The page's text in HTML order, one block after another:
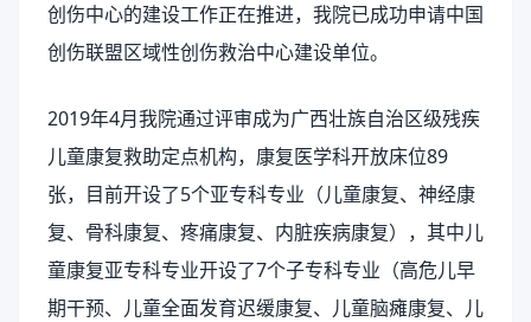
创伤中心的建设工作正在推进，我院已成功申请中国
创伤联盟区域性创伤救治中心建设单位。
2019年4月我院通过评审成为广西壮族自治区级残疾
儿童康复救助定点机构，康复医学科开放床位89
张，目前开设了5个亚专科专业（儿童康复、神经康
复、骨科康复、疼痛康复、内脏疾病康复），其中儿
童康复亚专科专业开设了7个子专科专业（高危儿早
期干预、儿童全面发育迟缓康复、儿童脑瘫康复、儿